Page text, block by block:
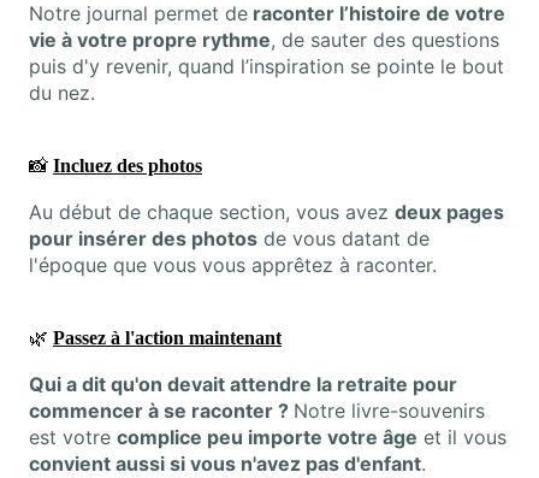
Notre journal permet de raconter l’histoire de votre
vie à votre propre rythme, de sauter des questions
puis d'y revenir, quand l’inspiration se pointe le bout
du nez.
📸 Incluez des photos
Au début de chaque section, vous avez deux pages
pour insérer des photos de vous datant de
l'époque que vous vous apprêtez à raconter.
🌿 Passez à l'action maintenant
Qui a dit qu'on devait attendre la retraite pour
commencer à se raconter ? Notre livre-souvenirs
est votre complice peu importe votre âge et il vous
convient aussi si vous n'avez pas d'enfant.